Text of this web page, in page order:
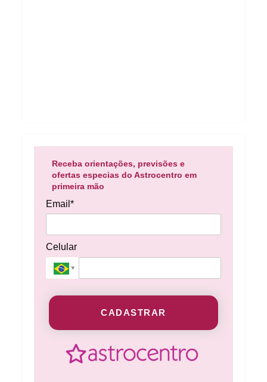
Receba orientações, previsões e
ofertas especias do Astrocentro em
primeira mão
Email*
Celular
CADASTRAR